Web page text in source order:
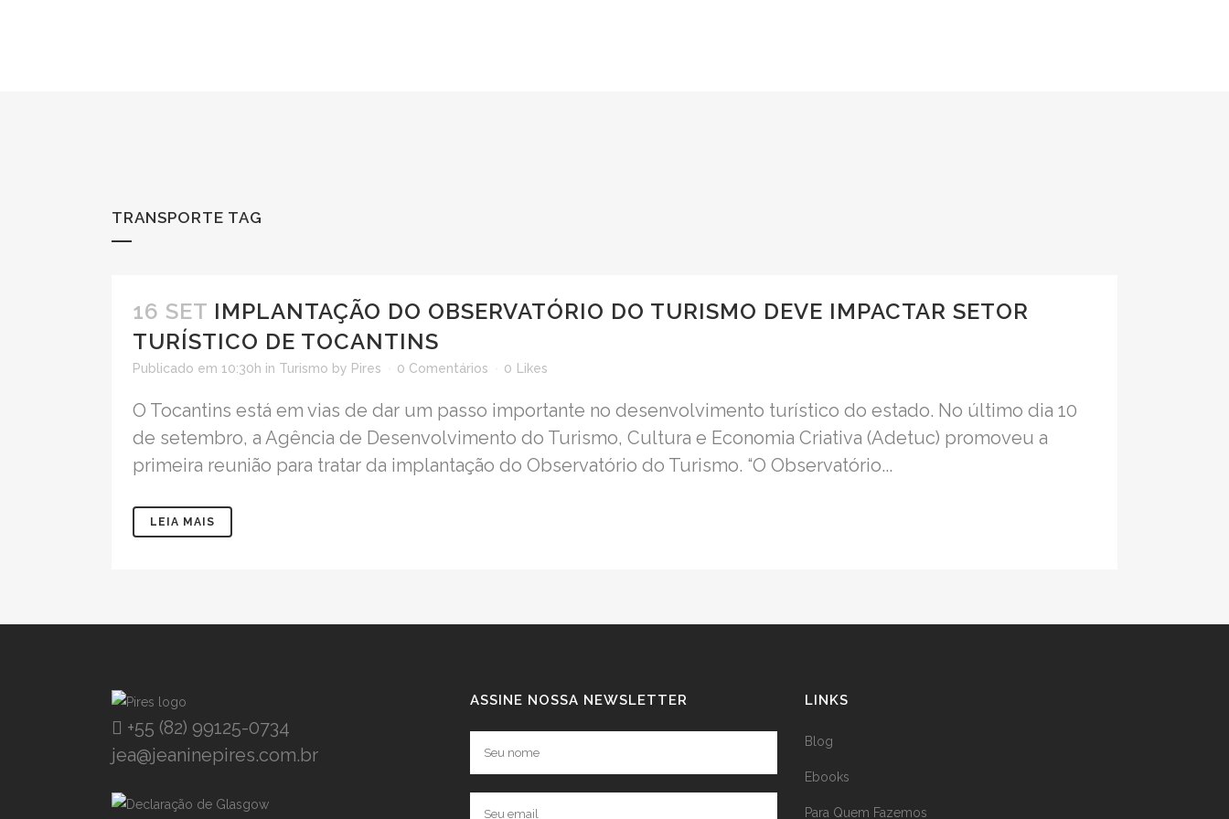
TRANSPORTE TAG
16 SET IMPLANTAÇÃO DO OBSERVATÓRIO DO TURISMO DEVE IMPACTAR SETOR
TURÍSTICO DE TOCANTINS
Publicado em 10:30h in Turismo by Pires 0 Comentários 0 Likes
O Tocantins está em vias de dar um passo importante no desenvolvimento turístico do estado. No último dia 10
de setembro, a Agência de Desenvolvimento do Turismo, Cultura e Economia Criativa (Adetuc) promoveu a
primeira reunião para tratar da implantação do Observatório do Turismo. “O Observatório...
LEIA MAIS
+55 (82) 99125-0734
jea@jeaninepires.com.br
ASSINE NOSSA NEWSLETTER LINKS
Blog
Ebooks
Para Quem Fazemos